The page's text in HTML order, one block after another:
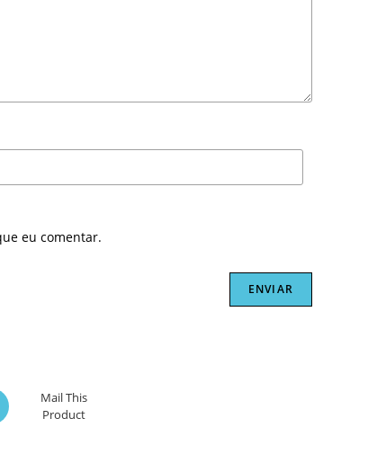
eu comentar.
Mail This
Product